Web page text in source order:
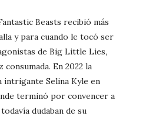
Beasts recibió más
y para cuando le tocó ser
de Big Little Lies,
consumada. En 2022 la
intrigante Selina Kyle en
terminó por convencer a
dudaban de su